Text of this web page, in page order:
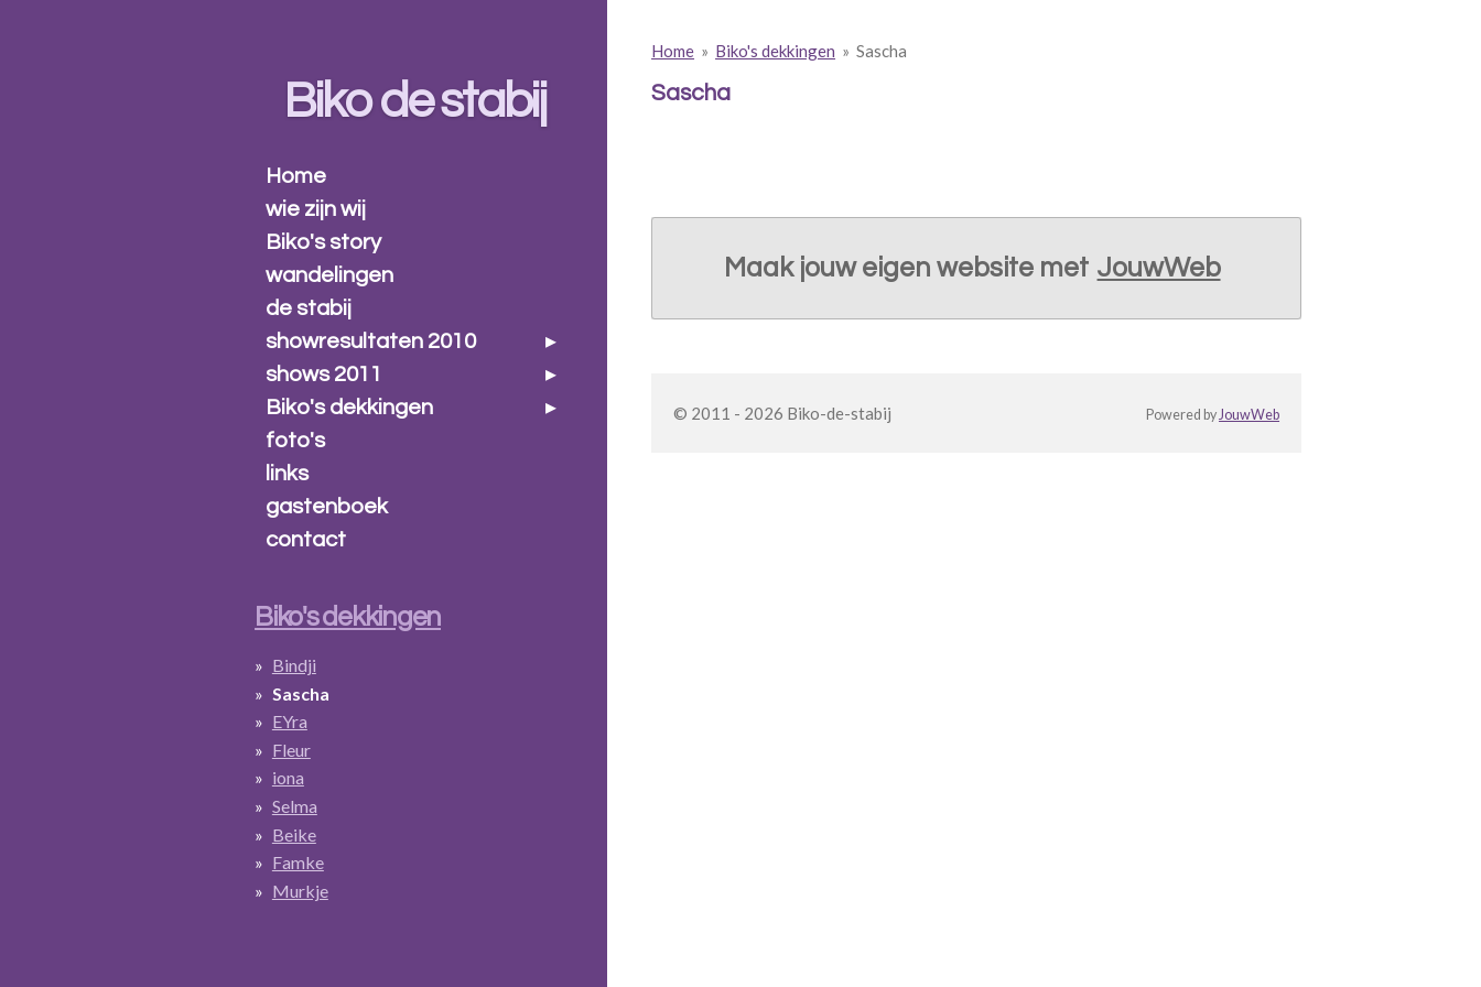
Home » Biko's dekkingen » Sascha
Sascha
Maak jouw eigen website met JouwWeb
© 2011 - 2026 Biko-de-stabij Powered byJouwWeb
Biko de stabij
Home
wie zijn wij
Biko's story
wandelingen
de stabij
showresultaten 2010
shows 2011
Biko's dekkingen
foto's
links
gastenboek
contact
Biko's dekkingen
Bindji
Sascha
EYra
Fleur
iona
Selma
Beike
Famke
Murkje